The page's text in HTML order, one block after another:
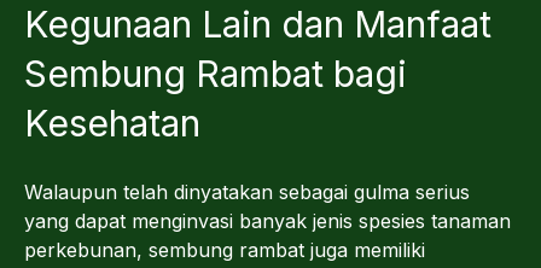
Kegunaan Lain dan Manfaat
Sembung Rambat bagi
Kesehatan
Walaupun telah dinyatakan sebagai gulma serius
yang dapat menginvasi banyak jenis spesies tanaman
perkebunan, sembung rambat juga memiliki